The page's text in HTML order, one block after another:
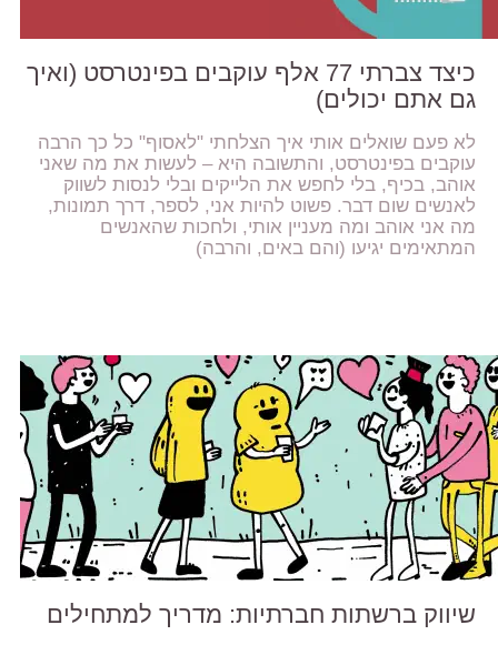
כיצד צברתי 77 אלף עוקבים בפינטרסט (ואיך
גם אתם יכולים)
לא פעם שואלים אותי איך הצלחתי "לאסוף" כל כך הרבה
עוקבים בפינטרסט, והתשובה היא – לעשות את מה שאני
אוהב, בכיף, בלי לחפש את הלייקים ובלי לנסות לשווק
לאנשים שום דבר. פשוט להיות אני, לספר, דרך תמונות,
מה אני אוהב ומה מעניין אותי, ולחכות שהאנשים
המתאימים יגיעו (והם באים, והרבה)
שיווק ברשתות חברתיות: מדריך למתחילים